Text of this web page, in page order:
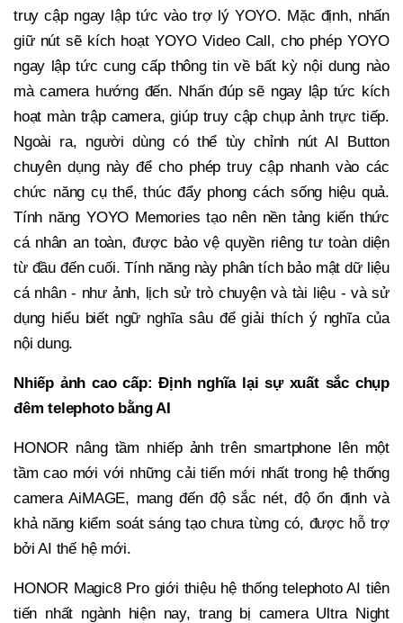
truy cập ngay lập tức vào trợ lý YOYO. Mặc định, nhấn
giữ nút sẽ kích hoạt YOYO Video Call, cho phép YOYO
ngay lập tức cung cấp thông tin về bất kỳ nội dung nào
mà camera hướng đến. Nhấn đúp sẽ ngay lập tức kích
hoạt màn trập camera, giúp truy cập chụp ảnh trực tiếp.
Ngoài ra, người dùng có thể tùy chỉnh nút AI Button
chuyên dụng này để cho phép truy cập nhanh vào các
chức năng cụ thể, thúc đẩy phong cách sống hiệu quả.
Tính năng YOYO Memories tạo nên nền tảng kiến thức
cá nhân an toàn, được bảo vệ quyền riêng tư toàn diện
từ đầu đến cuối. Tính năng này phân tích bảo mật dữ liệu
cá nhân - như ảnh, lịch sử trò chuyện và tài liệu - và sử
dụng hiểu biết ngữ nghĩa sâu để giải thích ý nghĩa của
nội dung.
Nhiếp ảnh cao cấp: Định nghĩa lại sự xuất sắc chụp
đêm telephoto bằng AI
HONOR nâng tầm nhiếp ảnh trên smartphone lên một
tầm cao mới với những cải tiến mới nhất trong hệ thống
camera AiMAGE, mang đến độ sắc nét, độ ổn định và
khả năng kiểm soát sáng tạo chưa từng có, được hỗ trợ
bởi AI thế hệ mới.
HONOR Magic8 Pro giới thiệu hệ thống telephoto AI tiên
tiến nhất ngành hiện nay, trang bị camera Ultra Night